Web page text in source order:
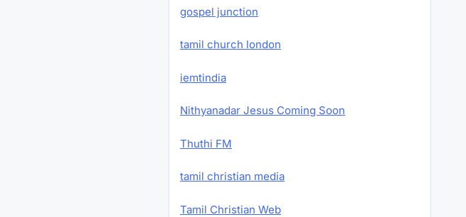
gospel junction
tamil church london
iemtindia
Nithyanadar Jesus Coming Soon
Thuthi FM
tamil christian media
Tamil Christian Web